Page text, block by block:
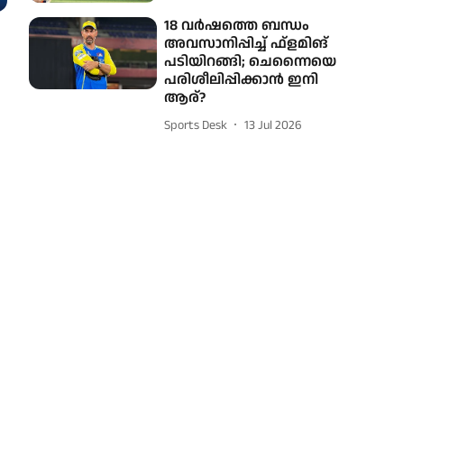
18 വർഷത്തെ ബന്ധം
അവസാനിപ്പിച്ച് ഫ്‌ളമിങ്
പടിയിറങ്ങി; ചെന്നൈയെ
പരിശീലിപ്പിക്കാൻ ഇനി
ആര്?
Sports Desk 13 Jul 2026